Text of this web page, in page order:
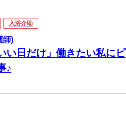
入浴介助
師)
い日だけ」働きたい私にピ
♪